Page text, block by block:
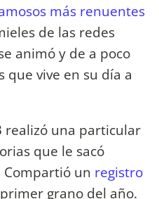
más renuentes
de las redes
animó y de a poco
que vive en su día a
realizó una particular
que le sacó
Compartió un registro
grano del año.